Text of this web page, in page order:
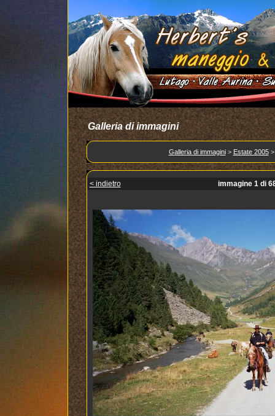
Galleria di immagini
Galleria di immagini> Estate 2005
< indietro immagine 1 di